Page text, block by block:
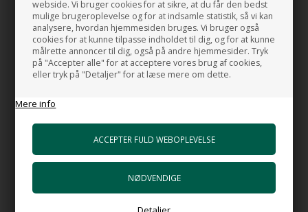
webside. Vi bruger cookies for at sikre, at du får den bedst
mulige brugeroplevelse og for at indsamle statistik, så vi kan
analysere, hvordan hjemmesiden bruges. Vi bruger også
cookies for at kunne tilpasse indholdet til dig, og for at kunne
målrette annoncer til dig, også på andre hjemmesider. Tryk
på "Accepter alle" for at acceptere vores brug af cookies,
eller tryk på "Detaljer" for at læse mere om dette.
Mere info
Roset:Ø. 5,5 cm
Udløb:1/2"
Tilslutning:1/2"
Placering:Loftmontering
Materiale:Børstet rustfrit stål.
MADE IN ITALY
RELATEREDE PRODUKTER